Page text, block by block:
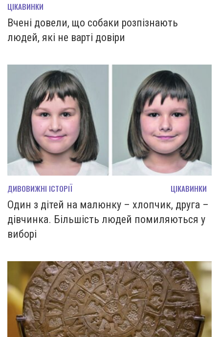
ЦІКАВИНКИ
Вчені довели, що собаки розпізнають
людей, які не варті довіри
ДИВОВИЖНІ ІСТОРІЇ ЦІКАВИНКИ
Один з дітей на малюнку – хлопчик, друга –
дівчинка. Більшість людей помиляються у
виборі